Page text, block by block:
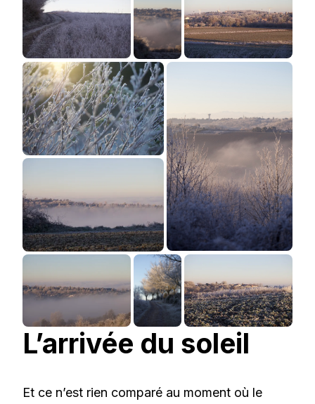
L’arrivée du soleil
Et ce n’est rien comparé au moment où le